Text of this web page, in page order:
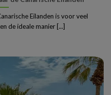
Eilanden is voor veel
de ideale manier [...]